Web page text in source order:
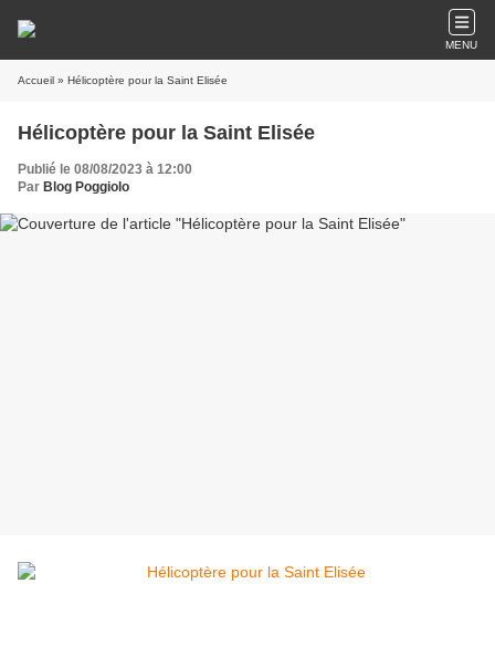
MENU
Accueil » Hélicoptère pour la Saint Elisée
Hélicoptère pour la Saint Elisée
Publié le 08/08/2023 à 12:00
Par Blog Poggiolo